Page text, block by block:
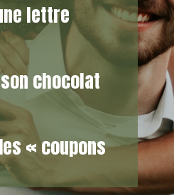
lettre
chocolat
« coupons